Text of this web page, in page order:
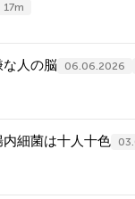
17m
人の脳 06.06.2026
細菌は十人十色